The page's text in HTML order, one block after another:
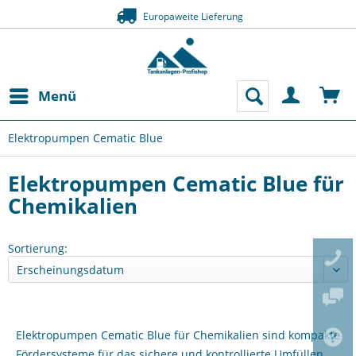
Europaweite Lieferung
Menü
Elektropumpen Cematic Blue
Elektropumpen Cematic Blue für
Chemikalien
Sortierung:
Elektropumpen Cematic Blue für Chemikalien sind kompakte